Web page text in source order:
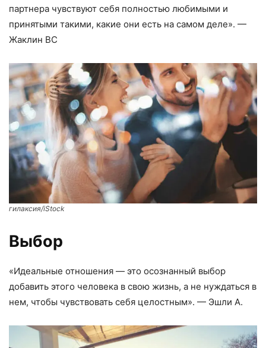
партнера чувствуют себя полностью любимыми и
принятыми такими, какие они есть на самом деле». —
Жаклин BC
гилаксия/iStock
Выбор
«Идеальные отношения — это осознанный выбор
добавить этого человека в свою жизнь, а не нуждаться в
нем, чтобы чувствовать себя целостным». — Эшли А.